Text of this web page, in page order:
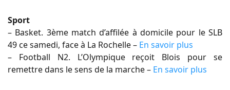
Sport
– Basket. 3ème match d’affilée à domicile pour le SLB
49 ce samedi, face à La Rochelle – En savoir plus
– Football N2. L’Olympique reçoit Blois pour se
remettre dans le sens de la marche – En savoir plus